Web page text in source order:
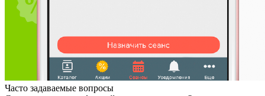
Часто задаваемые вопросы